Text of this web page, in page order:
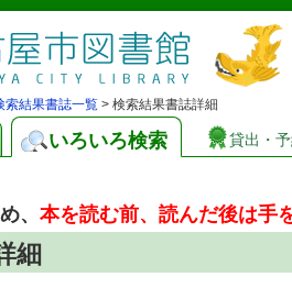
索結果書誌一覧 > 検索結果書誌詳細
いろいろ検索 貸出・
、本を読む前、読んだ後は手
細